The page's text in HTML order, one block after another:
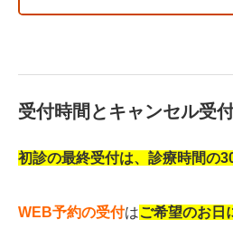
受付時間とキャンセル受
初診の最終受付は、診療時間の
WEB予約の受付はご希望のお日